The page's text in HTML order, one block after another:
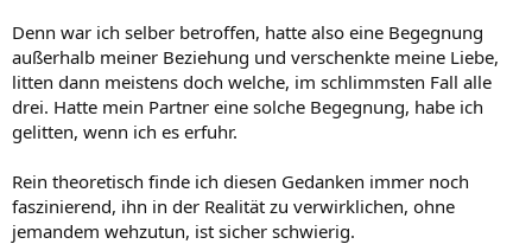
Wer sagt denn, dass wir Menschen nicht ab und zu einfach etwas zu
verschenken hätten ... und dann alle Probleme hinterher vielleicht
gar nicht wirklich not täten???
Das ist jetzt wirklich NUR ein Gedankenspiel zu Deinem Thread - und
das vielleicht nicht recht mehrheitsfähig ist.
Denn war ich selber betroffen, hatte also eine Begegnung
außerhalb meiner Beziehung und verschenkte meine Liebe,
litten dann meistens doch welche, im schlimmsten Fall alle
drei. Hatte mein Partner eine solche Begegnung, habe ich
gelitten, wenn ich es erfuhr.
Rein theoretisch finde ich diesen Gedanken immer noch
faszinierend, ihn in der Realität zu verwirklichen, ohne
jemandem wehzutun, ist sicher schwierig.